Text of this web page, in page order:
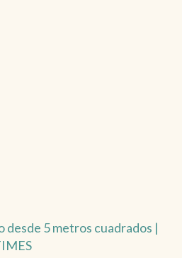
desde 5 metros cuadrados |